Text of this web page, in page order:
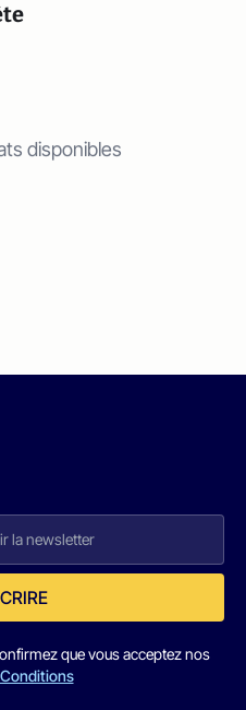
disponibles
que vous acceptez nos